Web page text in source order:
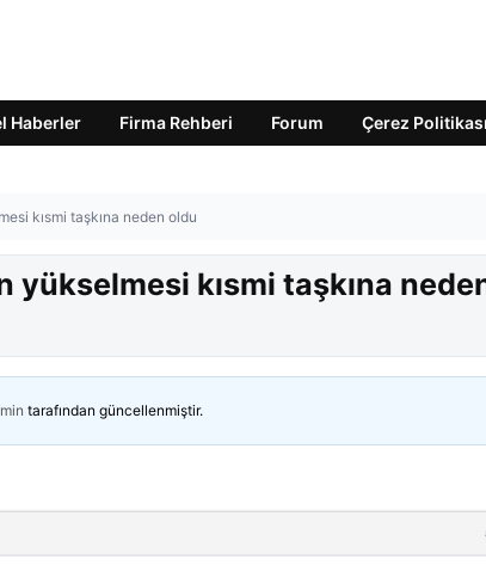
Haberler Firma Rehberi Forum Çerez Politikası
kısmi taşkına neden oldu
yükselmesi kısmi taşkına
tarafından güncellenmiştir.